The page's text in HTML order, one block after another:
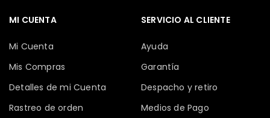
MI CUENTA
Mi Cuenta
Mis Compras
Detalles de mi Cuenta
Rastreo de orden
SERVICIO AL CLIENTE
Ayuda
Garantía
Despacho y retiro
Medios de Pago